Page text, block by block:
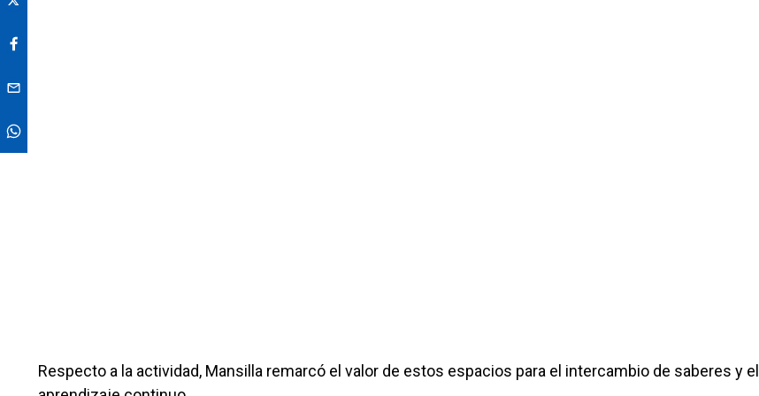
Respecto a la actividad, Mansilla remarcó el valor de estos espacios para el intercambio de saberes y el